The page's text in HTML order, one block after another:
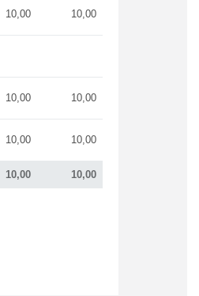
10,00 10,00
10,00 10,00
10,00 10,00
10,00 10,00